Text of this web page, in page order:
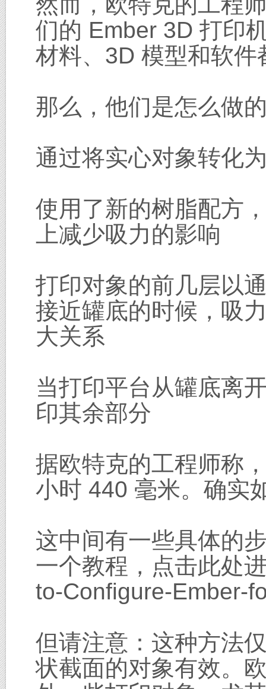
们的 Ember 3D 打印
材料、3D 模型和软
那么，他们是怎么做
通过将实心对象转化
使用了新的树脂配方
上减少吸力的影响
打印对象的前几层以
接近罐底的时候，吸
大关系
当打印平台从罐底离
印其余部分
据欧特克的工程师称
小时 440 毫米。确实
这中间有一些具体的
一个教程，点击此处
to-Configure-Ember-
但请注意：这种方法
状截面的对象有效。